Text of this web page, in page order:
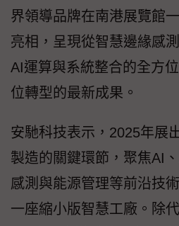
界領導品牌在南港展覽館
亮相，呈現從智慧邊緣感
AI運算與系統整合的全方
位轉型的最新成果。
安馳科技表示，2025年展
製造的關鍵環節，聚焦AI
感測與能源管理等前沿技
一座縮小版智慧工廠。除